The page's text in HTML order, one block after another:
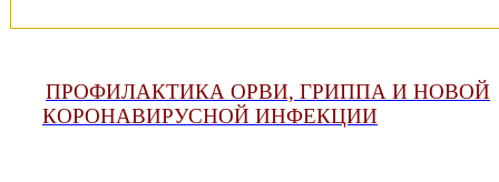
ПРОФИЛАКТИКА ОРВИ, ГРИППА И НОВОЙ
КОРОНАВИРУСНОЙ ИНФЕКЦИИ